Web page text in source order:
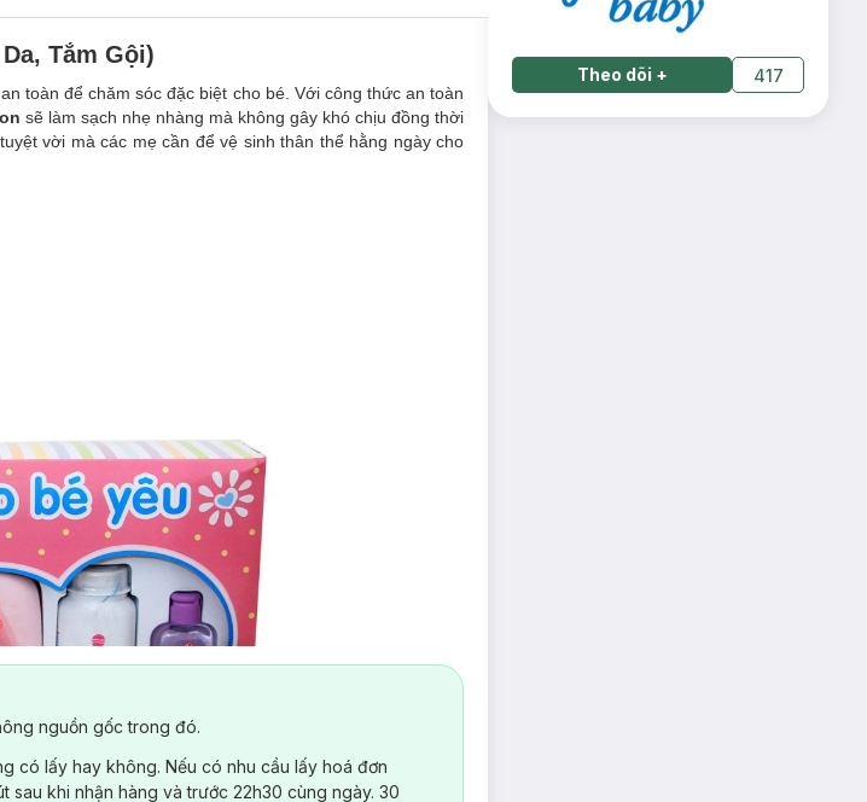
Tắm Gội)
toàn để chăm sóc đặc biệt cho bé. Với công thức an toàn
sẽ làm sạch nhẹ nhàng mà không gây khó chịu đồng thời
vời mà các mẹ cần để vệ sinh thân thể hằng ngày cho
nguồn gốc trong đó.
có lấy hay không. Nếu có nhu cầu lấy hoá đơn
khi nhận hàng và trước 22h30 cùng ngày. 30
Theo dõi + 417